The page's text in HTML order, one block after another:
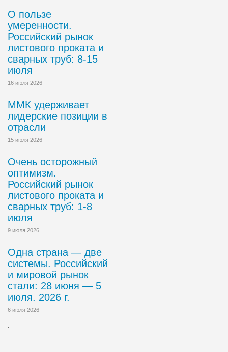
О пользе
умеренности.
Российский рынок
листового проката и
сварных труб: 8-15
июля
16 июля 2026
ММК удерживает
лидерские позиции в
отрасли
15 июля 2026
Очень осторожный
оптимизм.
Российский рынок
листового проката и
сварных труб: 1-8
июля
9 июля 2026
Одна страна — две
системы. Российский
и мировой рынок
стали: 28 июня — 5
июля. 2026 г.
6 июля 2026
`